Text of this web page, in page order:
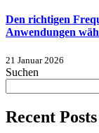
Den richtigen
Anwendungen
21 Januar 2026
Suchen
Recent Posts